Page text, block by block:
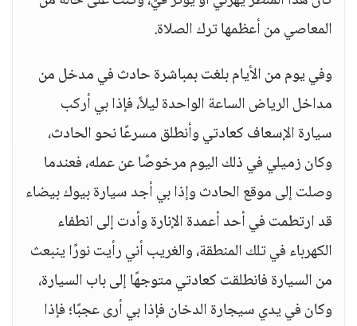
المعاصي من أعظمها ترك الصلاة.
وفي يوم من الأيام بلغت بمباشرة حادث في مدخل من
مداخل الرياض الساعة الواحدة ليلاً، فإذا بي أركب
سيارة الإسعاف كعادتي وأنطلق مسرعًا نحو الحادث،
وكان زميلي في ذلك اليوم مرخوصًا عن عمله، فعندما
وصلت إلى موقع الحادث وإذا بي أجد سيارة بيوك بيضاء
قد ارتطمت في أحد أعمدة الإنارة وأدت إلى انطفاء
الكهرباء في تلك المنطقة، والغريب أني رأيت نورًا ينبعث
من السيارة فانطلقت كعادتي متوجهًا إلى باب السيارة،
وكان في يدي سيجارة الدخان فإذا بي أرى عجبًا؛ فإذا